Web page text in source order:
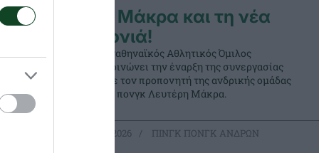
τον
στον
Με Μάκρα και τη νέα
χρονιά!
Ο Παναθηναϊκός Αθλητικός Όμιλος
ανακοινώνει την έναρξη της συνεργασίας
του με τον προπονητή της ανδρικής ομάδας
πινγκ πονγκ Λευτέρη Μάκρα.
29.05.2026 ΠΙΝΓΚ ΠΟΝΓΚ ΑΝΔΡΩΝ